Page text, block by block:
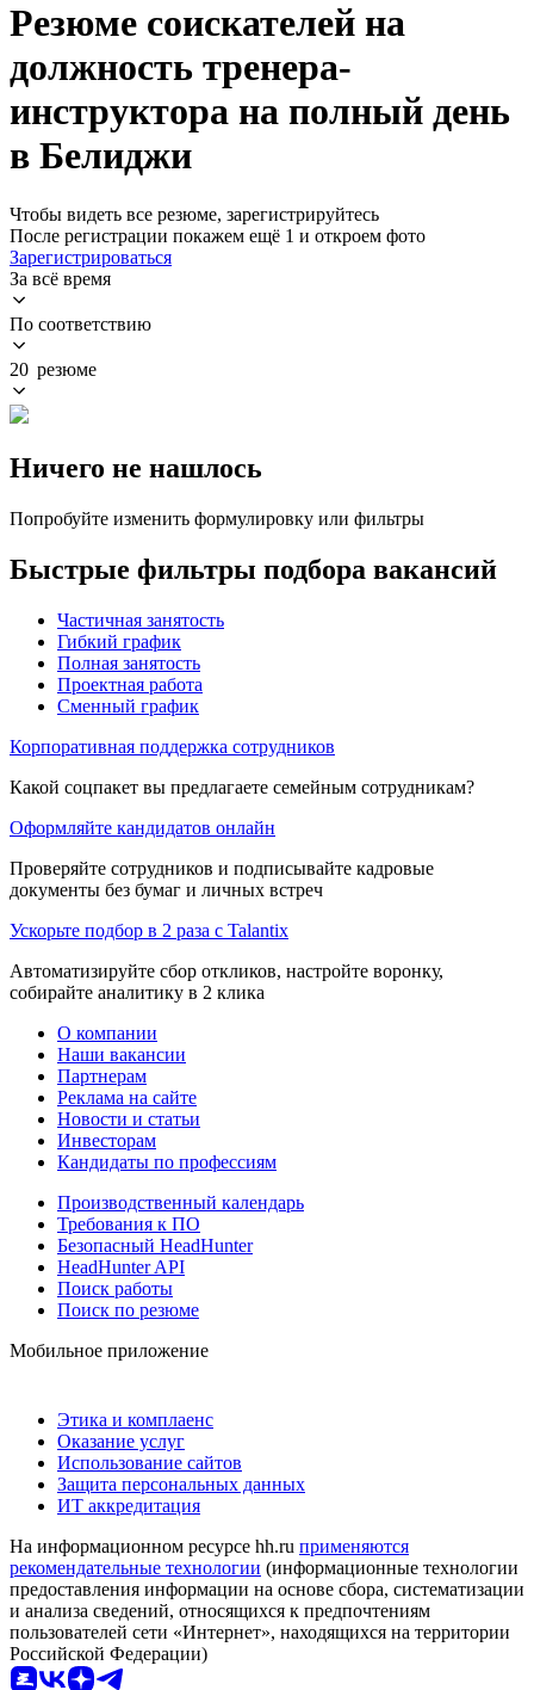
Резюме соискателей на
должность тренера-
инструктора на полный день
в Белиджи
Чтобы видеть все резюме, зарегистрируйтесь
После регистрации покажем ещё 1 и откроем фото
Зарегистрироваться
За всё время
По соответствию
20 резюме
Ничего не нашлось
Попробуйте изменить формулировку или фильтры
Быстрые фильтры подбора вакансий
Частичная занятость
Гибкий график
Полная занятость
Проектная работа
Сменный график
Корпоративная поддержка сотрудников
Какой соцпакет вы предлагаете семейным сотрудникам?
Оформляйте кандидатов онлайн
Проверяйте сотрудников и подписывайте кадровые
документы без бумаг и личных встреч
Ускорьте подбор в 2 раза с Talantix
Автоматизируйте сбор откликов, настройте воронку,
собирайте аналитику в 2 клика
О компании
Наши вакансии
Партнерам
Реклама на сайте
Новости и статьи
Инвесторам
Кандидаты по профессиям
Производственный календарь
Требования к ПО
Безопасный HeadHunter
HeadHunter API
Поиск работы
Поиск по резюме
Мобильное приложение
Этика и комплаенс
Оказание услуг
Использование сайтов
Защита персональных данных
ИТ аккредитация
На информационном ресурсе hh.ru применяются
рекомендательные технологии (информационные технологии
предоставления информации на основе сбора, систематизации
и анализа сведений, относящихся к предпочтениям
пользователей сети «Интернет», находящихся на территории
Российской Федерации)